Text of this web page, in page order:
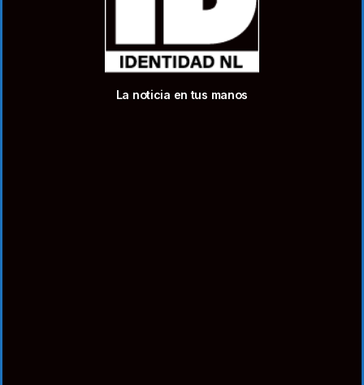
La noticia en tus manos